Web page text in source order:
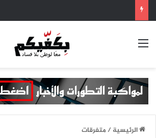
القائمة
الرئيسية/متفرقات